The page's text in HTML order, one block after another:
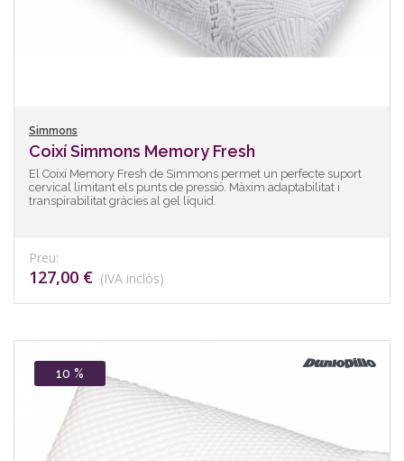
Simmons
Coixí Simmons Memory Fresh
El Coixí Memory Fresh de Simmons permet un perfecte suport
cervical limitant els punts de pressió. Màxim adaptabilitat i
transpirabilitat gràcies al gel líquid.
Preu:
127,00 € (IVA inclòs)
10 %